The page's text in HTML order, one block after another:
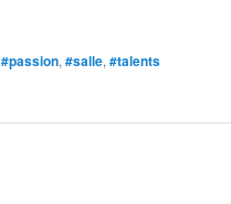
#passion, #salle, #talents